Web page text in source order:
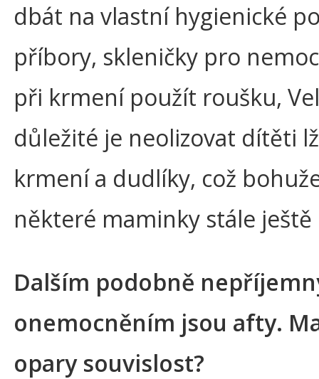
dbát na vlastní hygienické
příbory, skleničky pro
při krmení použít roušku,
důležité je neolizovat dítěti
krmení a dudlíky, což
některé maminky stále ještě
Dalším podobně
onemocněním jsou afty.
opary souvislost?